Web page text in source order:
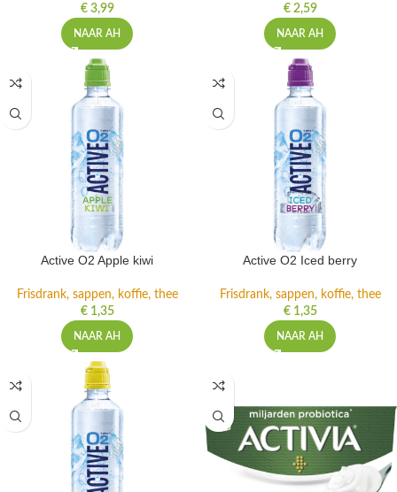
€3,99
NAAR AH
€2,59
NAAR AH
Active O2 Apple kiwi
Frisdrank, sappen, koffie, thee
€1,35
NAAR AH
Active O2 Iced berry
Frisdrank, sappen, koffie, thee
€1,35
NAAR AH